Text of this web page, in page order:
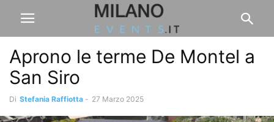
Aprono le terme De Montel a
San Siro
Di Stefania Raffiotta - 27 Marzo 2025